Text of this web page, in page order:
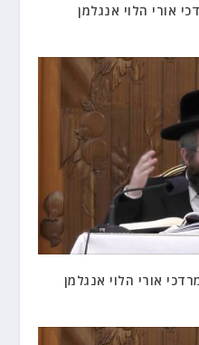
אורי הלוי אנגלמן
אורי הלוי אנגלמן